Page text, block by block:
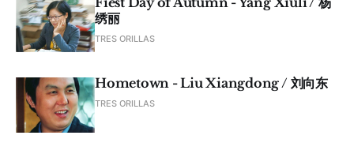
绣丽
TRES ORILLAS
Hometown - Liu Xiangdong / 刘向东
TRES ORILLAS